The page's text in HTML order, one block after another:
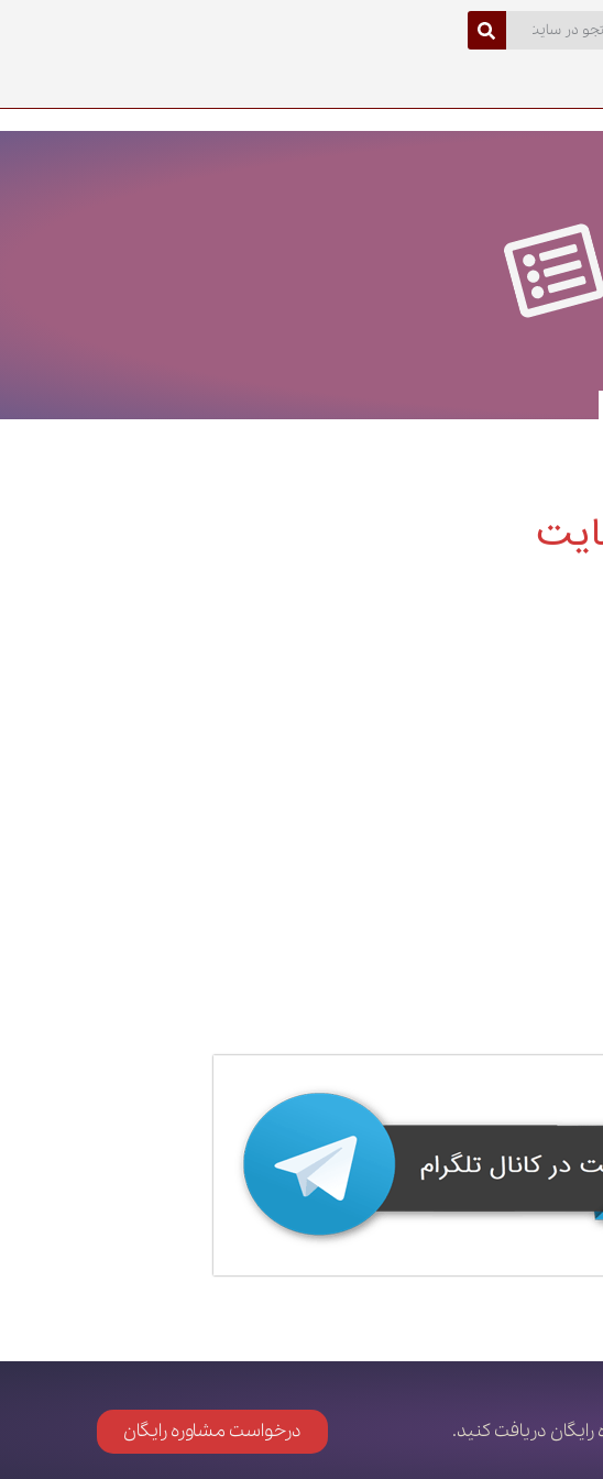
دریافت کنید. درخواست مشاوره رایگان